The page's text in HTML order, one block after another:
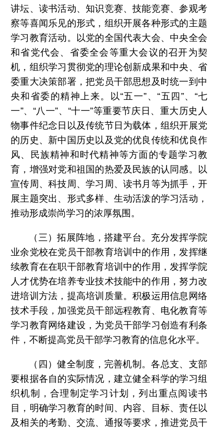
讲坛、读书活动、知识竞赛、技能竞赛、参观考
察等喜闻乐见的形式，组织开展各种形式的主题
学习教育活动。以党的全国代表大会、中央全会
和省党代会、省委全会等重大会议的召开为契
机，组织学习贯彻党的理论创新成果和中央、省
委重大决策部署，把党员干部思想及时统一到中
央和省委的精神上来。以“五一”、“五四”、“七
一”、“八一”、“十一”等重要节庆日、重大历史人
物事件纪念日以及传统节日为载体，组织开展党
的历史、新中国历史以及党的优良传统和优良作
风、民族精神和时代精神等方面的专题学习教
育，增强对党和祖国的热爱及民族的认同感。以
宣传周、科技周、学习周、读书月等为抓手，开
展主题突出、形式多样、生动活泼的学习活动，
推动形成崇尚学习的浓厚氛围。
（三）拓展阵地，搭建平台。充分发挥学院
业余党校在党员干部教育培训中的作用，发挥继
续教育在在职干部教育培训中的作用，发挥学院
人才优势在培养专业技术技能中的作用，努力改
进培训方法，提高培训质量。积极运用信息网络
技术手段，加强党员干部远程教育、电化教育等
学习教育网络建设，为党员干部学习创造有利条
件，不断提高党员干部学习教育的信息化水平。
（四）健全制度，完善机制。各总支、支部
要根据各自的实际情况，建立健全科学的学习组
织机制，合理制定学习计划，列出重点阅读书
目，明确学习教育的时间、内容、目标、责任以
及相关的考勤、交流、通报等要求，推进党员干